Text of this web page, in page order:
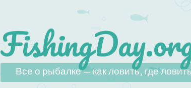
Все о рыбалке — как ловить, где
Наверх